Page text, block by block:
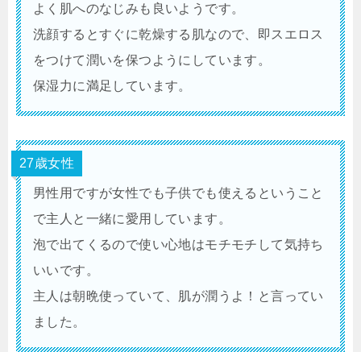
よく肌へのなじみも良いようです。
洗顔するとすぐに乾燥する肌なので、即スエロス
をつけて潤いを保つようにしています。
保湿力に満足しています。
27歳女性
男性用ですが女性でも子供でも使えるということ
で主人と一緒に愛用しています。
泡で出てくるので使い心地はモチモチして気持ち
いいです。
主人は朝晩使っていて、肌が潤うよ！と言ってい
ました。